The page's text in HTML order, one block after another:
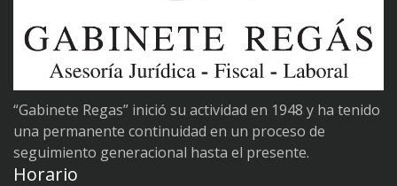
“Gabinete Regas” inició su actividad en 1948 y ha tenido
una permanente continuidad en un proceso de
seguimiento generacional hasta el presente.
Horario